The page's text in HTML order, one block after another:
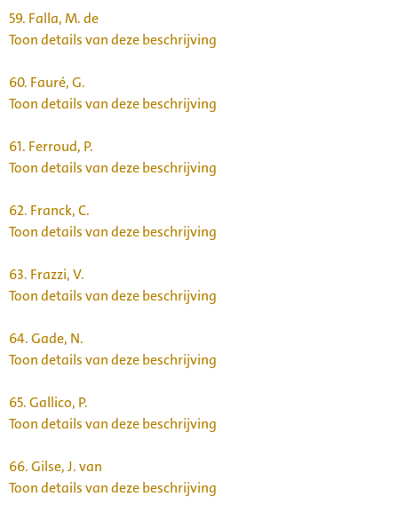
59. Falla, M. de
Toon details van deze beschrijving
60. Fauré, G.
Toon details van deze beschrijving
61. Ferroud, P.
Toon details van deze beschrijving
62. Franck, C.
Toon details van deze beschrijving
63. Frazzi, V.
Toon details van deze beschrijving
64.Gade, N.
Toon details van deze beschrijving
65.Gallico, P.
Toon details van deze beschrijving
66.Gilse, J. van
Toon details van deze beschrijving